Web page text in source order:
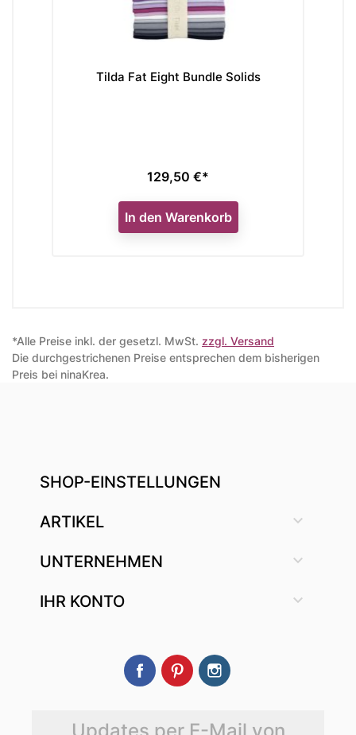
Tilda Fat Eight Bundle Solids
Preis
129,50 €*
In den Warenkorb
*Alle Preise inkl. der gesetzl. MwSt. zzgl. Versand
Die durchgestrichenen Preise entsprechen dem bisherigen
Preis bei ninaKrea.
SHOP-EINSTELLUNGEN
ARTIKEL 
UNTERNEHMEN 
IHR KONTO 
FacebookPinterest